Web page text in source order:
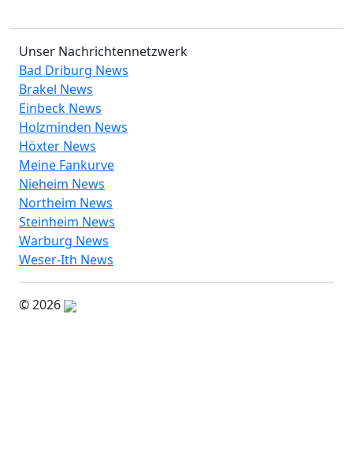
Unser Nachrichtennetzwerk
Bad Driburg News
Brakel News
Einbeck News
Holzminden News
Höxter News
Meine Fankurve
Nieheim News
Northeim News
Steinheim News
Warburg News
Weser-Ith News
© 2026